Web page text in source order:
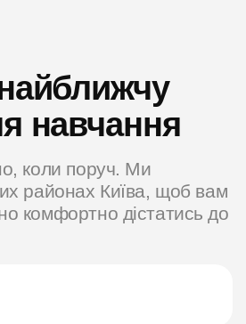
навчання
коли поруч. Ми
районах Київа, щоб вам
комфортно дістатись до